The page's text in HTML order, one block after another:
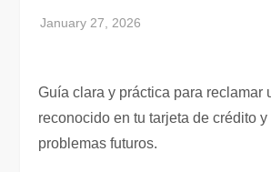
Guía clara y práctica para reclamar
reconocido en tu tarjeta de crédito y
problemas futuros.